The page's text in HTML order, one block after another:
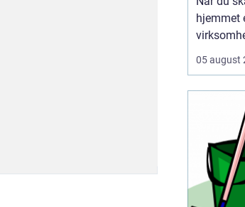
hjemmet
i dag et
for
opdager
05 august